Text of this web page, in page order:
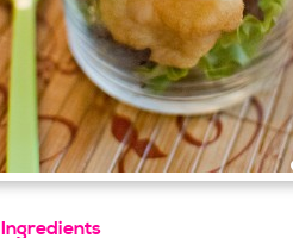
Ingredients